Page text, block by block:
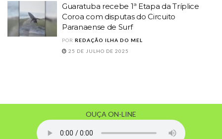
Guaratuba recebe 1ª Etapa da Tríplice
Coroa com disputas do Circuito
Paranaense de Surf
POR REDAÇÃO ILHA DO MEL
25 DE JULHO DE 2025
OUÇA ON-LINE